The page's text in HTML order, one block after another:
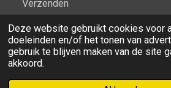
Deze website gebruikt cookies voor
doeleinden en/of het tonen van
gebruik te blijven maken van de site
akkoord.
Verzenden
© 2020 - 2026 Gardenflora